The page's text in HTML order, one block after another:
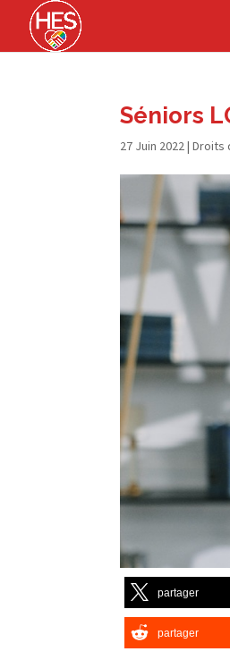
Séniors
27 Juin 2022|Droits
partager
partager